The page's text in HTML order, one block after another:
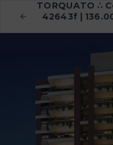
TORQUATO ∴
42643f |